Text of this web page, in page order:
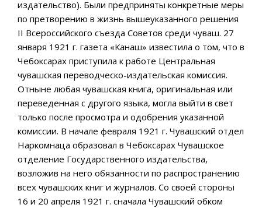
издательство). Были предприняты конкретные меры
по претворению в жизнь вышеуказанного решения
II Всероссийского съезда Советов среди чуваш. 27
января 1921 г. газета «Канаш» известила о том, что в
Чебоксарах приступила к работе Центральная
чувашская переводческо-издательская комиссия.
Отныне любая чувашская книга, оригинальная или
переведенная с другого языка, могла выйти в свет
только после просмотра и одобрения указанной
комиссии. В начале февраля 1921 г. Чувашский отдел
Наркомнаца образовал в Чебоксарах Чувашское
отделение Государственного издательства,
возложив на него обязанности по распространению
всех чувашских книг и журналов. Со своей стороны
16 и 20 апреля 1921 г. сначала Чувашский обком